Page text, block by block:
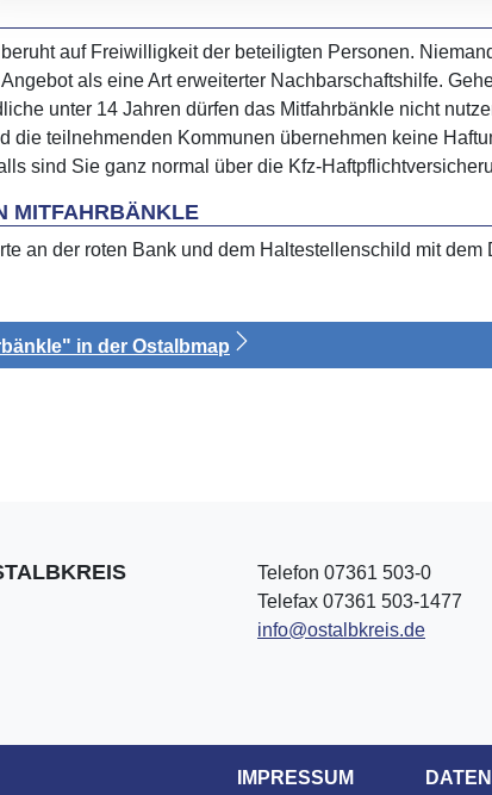
auf Freiwilligkeit der beteiligten Personen.
als eine Art erweiterter Nachbarschaftshilfe.
unter 14 Jahren dürfen das Mitfahrbänkle nicht
die teilnehmenden Kommunen übernehmen keine
sind Sie ganz normal über die Kfz-
MITFAHRBÄNKLE
an der roten Bank und dem Haltestellenschild mit
in der Ostalbmap
Telefon 07361 503-0
Telefax 07361 503-1477
info@ostalbkreis.de
IMPRESSUM